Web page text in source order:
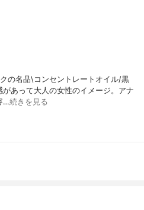
の名品\コンセントレートオイル/黒
あって大人の女性のイメージ。アナ
…続きを見る